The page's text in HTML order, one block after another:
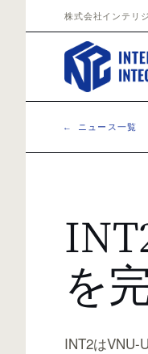
Skip to content
株式会社インテリ
← ニュース一覧
を
INT2はVNU-